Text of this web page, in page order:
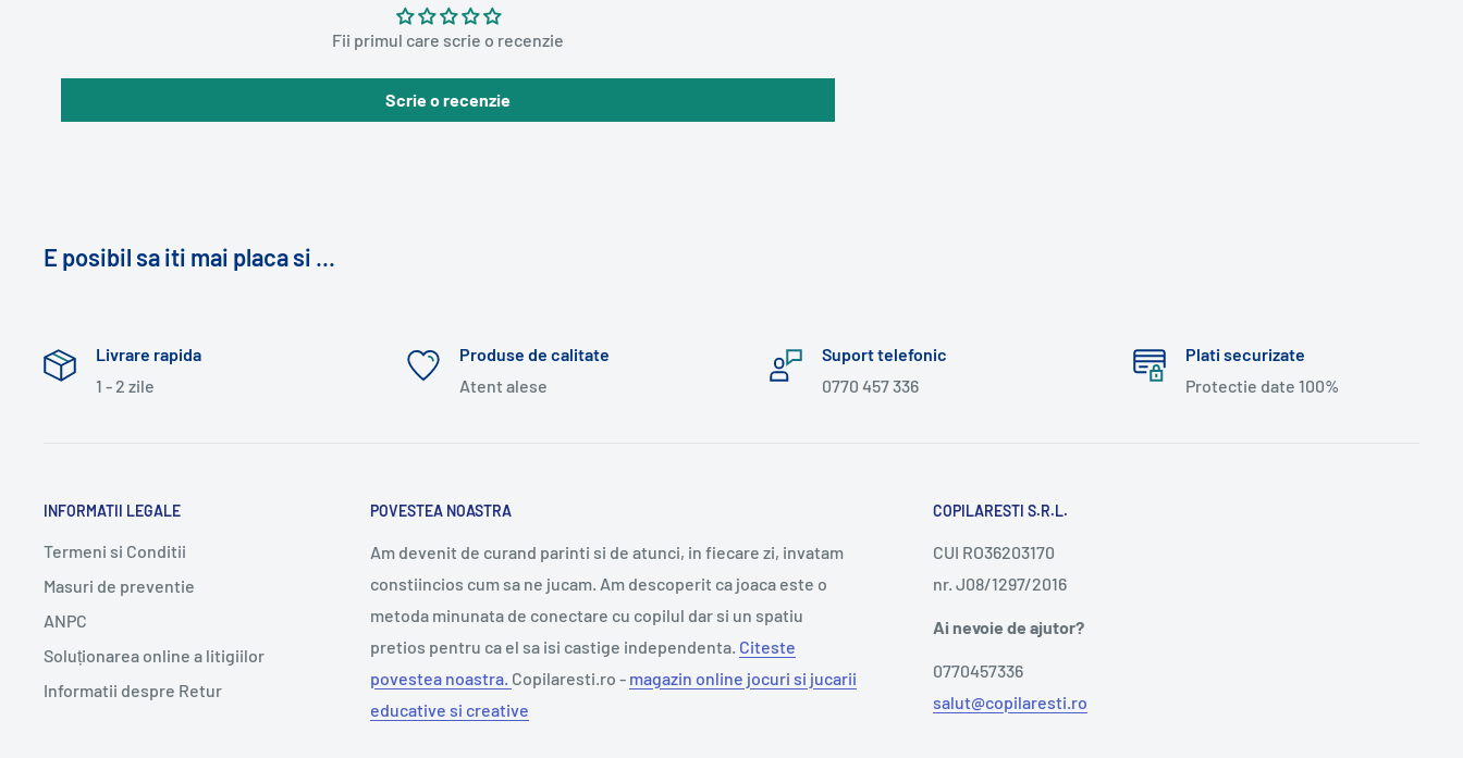
Fii primul care scrie o recenzie
Scrie o recenzie
E posibil sa iti mai placa si ...
Livrare rapida
1 - 2 zile
Produse de calitate
Atent alese
Suport telefonic
0770 457 336
Plati securizate
Protectie date 100%
INFORMATII LEGALE
Termeni si Conditii
Masuri de preventie
ANPC
Soluționarea online a litigiilor
Informatii despre Retur
POVESTEA NOASTRA
Am devenit de curand parinti si de atunci, in fiecare zi, invatam
constiincios cum sa ne jucam. Am descoperit ca joaca este o
metoda minunata de conectare cu copilul dar si un spatiu
pretios pentru ca el sa isi castige independenta. Citeste
povestea noastra. Copilaresti.ro - magazin online jocuri si jucarii
educative si creative
COPILARESTI S.R.L.
CUI RO36203170
nr. J08/1297/2016
Ai nevoie de ajutor?
0770457336
salut@copilaresti.ro